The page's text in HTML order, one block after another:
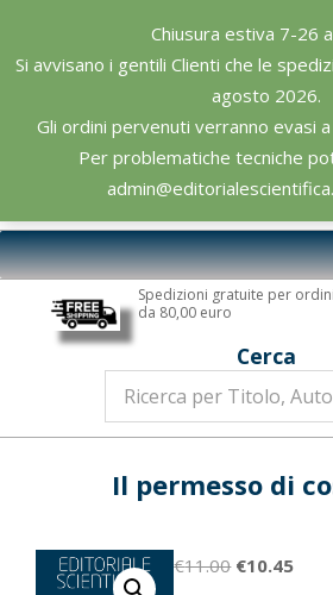
Chiusura estiva 7-26
Si avvisano i gentili Clienti che le
agosto 2026.
Gli ordini pervenuti verranno evasi
Per problematiche tecniche
content
Editoriale
Scientifica
Primary
Navigation
Spedizioni gratuite per
da 80,00 euro
Cerca
Il permesso di
€11.00 Il
€10.45Il